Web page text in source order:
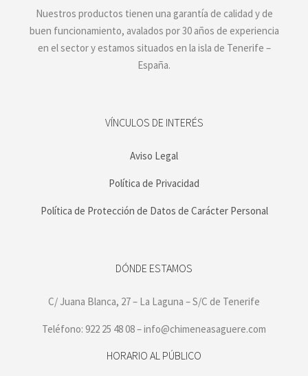
Nuestros productos tienen una garantía de calidad y de
buen funcionamiento, avalados por 30 años de experiencia
en el sector y estamos situados en la isla de Tenerife –
España.
VÍNCULOS DE INTERÉS
Aviso Legal
Política de Privacidad
Política de Protección de Datos de Carácter Personal
DÓNDE ESTAMOS
C/ Juana Blanca, 27 – La Laguna – S/C de Tenerife
Teléfono: 922 25 48 08 – info@chimeneasaguere.com
HORARIO AL PÚBLICO